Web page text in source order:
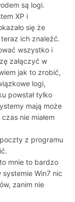
są logi.
XP i
się że
ich znaleźć.
wszystko i
załączyć w
jak to zrobić,
logi,
powstał tylko
mają może
nie miałem
z programu
mnie to bardzo
Win7 nic
zanim nie